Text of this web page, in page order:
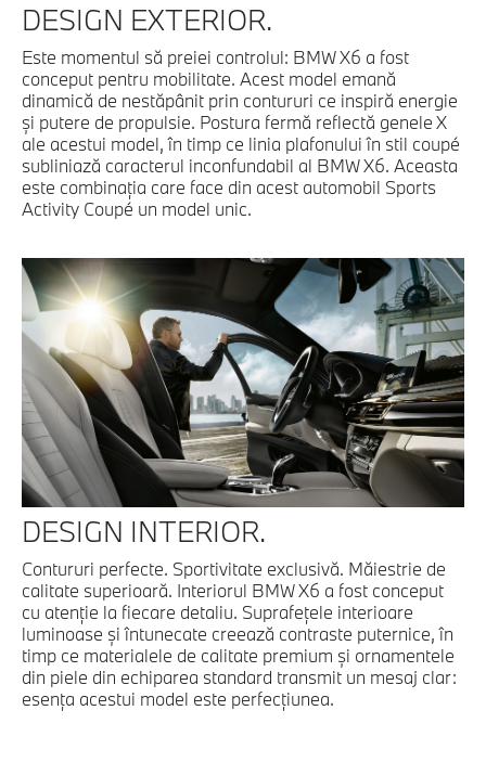
DESIGN EXTERIOR.
Este momentul să preiei controlul: BMW X6 a fost
conceput pentru mobilitate. Acest model emană
dinamică de nestăpânit prin contururi ce inspiră energie
şi putere de propulsie. Postura fermă reflectă genele X
ale acestui model, în timp ce linia plafonului în stil coupé
subliniază caracterul inconfundabil al BMW X6. Aceasta
este combinaţia care face din acest automobil Sports
Activity Coupé un model unic.
DESIGN INTERIOR.
Contururi perfecte. Sportivitate exclusivă. Măiestrie de
calitate superioară. Interiorul BMW X6 a fost conceput
cu atenţie la fiecare detaliu. Suprafeţele interioare
luminoase şi întunecate creează contraste puternice, în
timp ce materialele de calitate premium şi ornamentele
din piele din echiparea standard transmit un mesaj clar:
esenţa acestui model este perfecţiunea.